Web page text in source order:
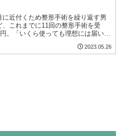
近付くため整形手術を繰り返す男
これまでに11回の整形手術を受
。「いくら使っても理想には届いて
2023.05.26